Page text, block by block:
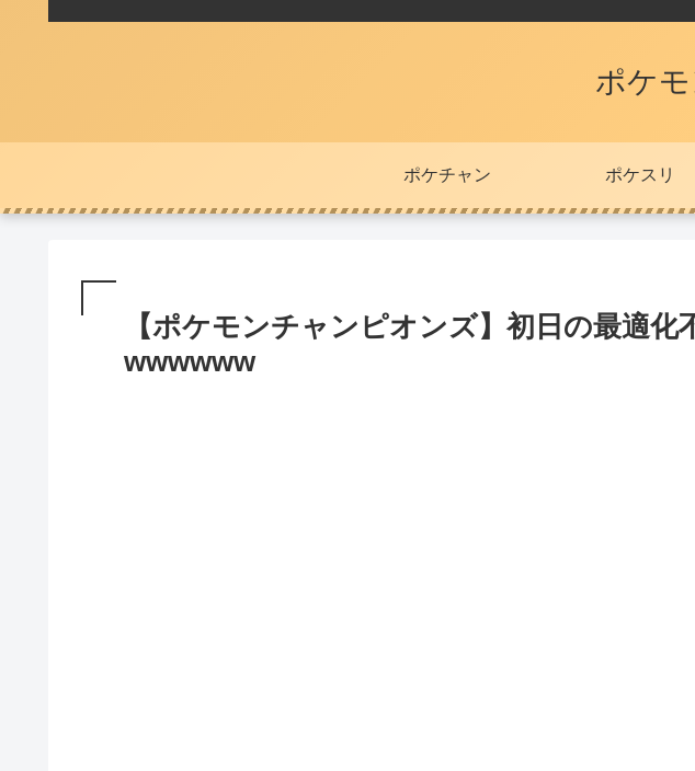
ポケ
ポケチャン ポケスリ
【ポケモンチャンピオンズ】初日の最適化
wwwwww